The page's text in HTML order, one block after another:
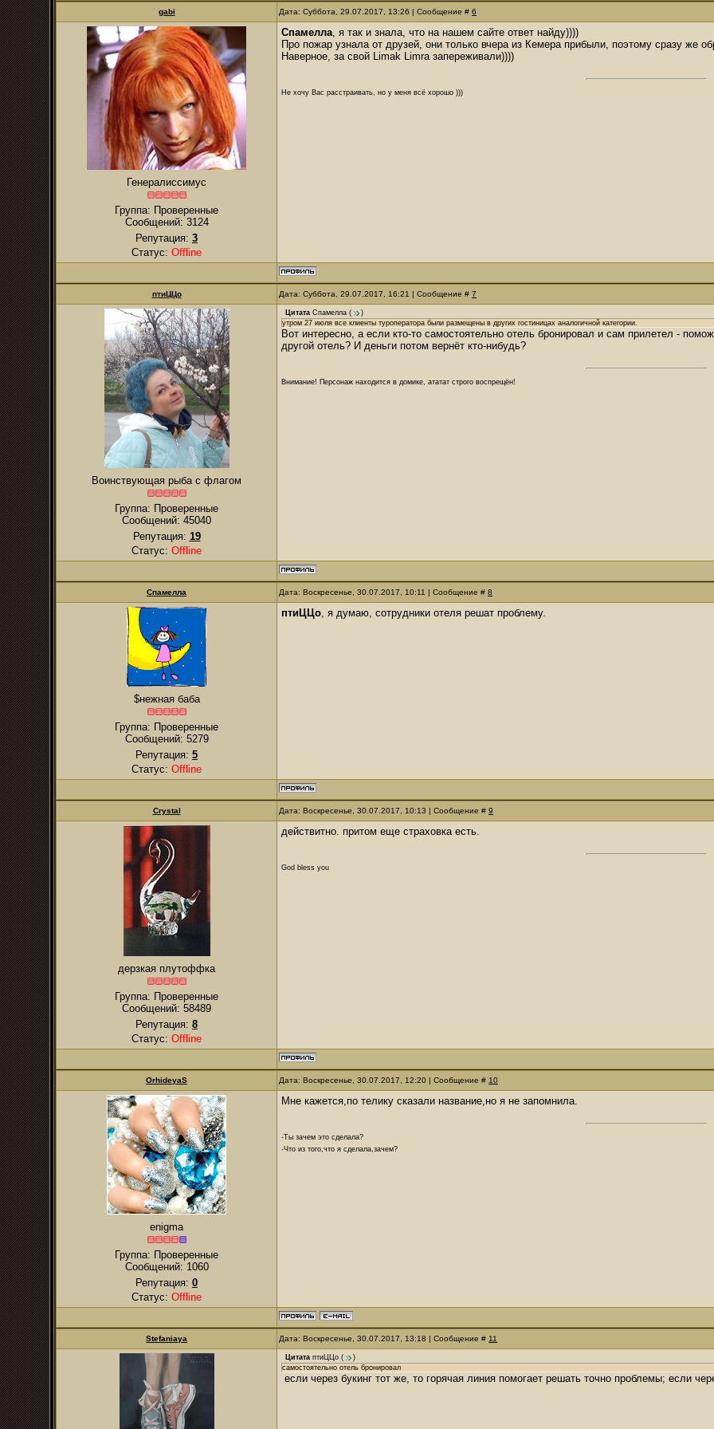
gabi Дата: Суббота, 29.07.2017, 13:26 | Сообщение # 6
Генералиссимус
Группа: Проверенные
Сообщений: 3124
Репутация: 3
Статус: Offline
Спамелла, я так и знала, что на нашем сайте ответ найду))))
Про пожар узнала от друзей, они только вчера из Кемера прибыли, поэтому сразу же
Наверное, за свой Limak Limra запереживали))))
Не хочу Вас расстраивать, но у меня всё хорошо )))
птиЦЦо Дата: Суббота, 29.07.2017, 16:21 | Сообщение # 7
Воинствующая рыба с флагом
Группа: Проверенные
Сообщений: 45040
Репутация: 19
Статус: Offline
Цитата Спамелла (
)
утром 27 июля все клиенты туроператора были размещены в других гостиницах аналогичной категории.
Вот интересно, а если кто-то самостоятельно отель бронировал и сам прилетел -
другой отель? И деньги потом вернёт кто-нибудь?
Внимание! Персонаж находится в домике, ататат строго воспрещён!
Спамелла Дата: Воскресенье, 30.07.2017, 10:11 | Сообщение # 8
$нежная баба
Группа: Проверенные
Сообщений: 5279
Репутация: 5
Статус: Offline
птиЦЦо, я думаю, сотрудники отеля решат проблему.
Crystal Дата: Воскресенье, 30.07.2017, 10:13 | Сообщение # 9
дерзкая плутоффка
Группа: Проверенные
Сообщений: 58489
Репутация: 8
Статус: Offline
действитно. притом еще страховка есть.
God bless you
OrhideyaS Дата: Воскресенье, 30.07.2017, 12:20 | Сообщение # 10
enigma
Группа: Проверенные
Сообщений: 1060
Репутация: 0
Статус: Offline
Мне кажется,по телику сказали название,но я не запомнила.
-Ты зачем это сделала?
-Что из того,что я сделала,зачем?
Stefaniaya Дата: Воскресенье, 30.07.2017, 13:18 | Сообщение # 11
Цитата птиЦЦо (
)
самостоятельно отель бронировал
если через букинг тот же, то горячая линия помогает решать точно проблемы; если